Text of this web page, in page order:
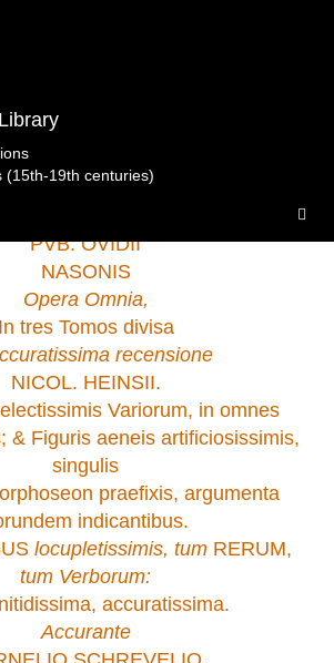
(15th-19th centuries)
PVB. OVIDII
NASONIS
Opera Omnia,
In tres Tomos divisa
recensione
NICOL. HEINSII.
Variorum, in omnes
& Figuris aeneis artificiosissimis,
singulis
praefixis, argumenta
indicantibus.
locupletissimis, tum RERUM,
tum Verborum:
accuratissima.
Accurante